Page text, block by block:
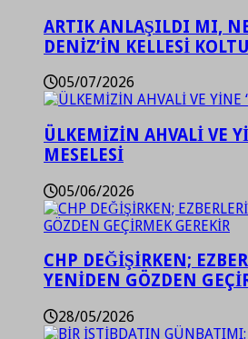
ARTIK ANLAŞILDI MI,
DENİZ’İN KELLESİ
05/07/2026
ÜLKEMİZİN AHVALİ VE
MESELESİ
05/06/2026
CHP DEĞİŞİRKEN;
YENİDEN GÖZDEN
28/05/2026